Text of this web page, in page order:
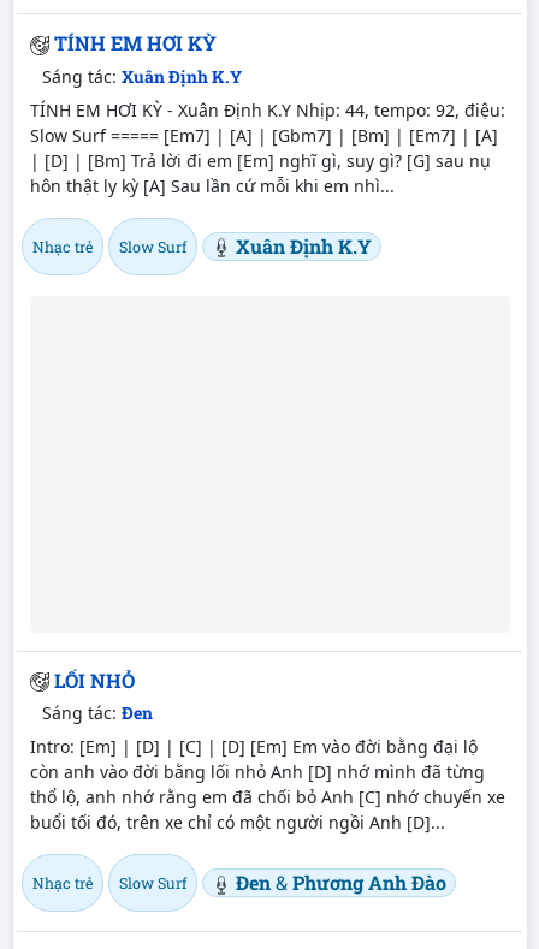
TÍNH EM HƠI KỲ
Sáng tác: Xuân Định K.Y
TÍNH EM HƠI KỲ - Xuân Định K.Y Nhịp: 44, tempo: 92, điệu:
Slow Surf ===== [Em7] | [A] | [Gbm7] | [Bm] | [Em7] | [A]
| [D] | [Bm] Trả lời đi em [Em] nghĩ gì, suy gì? [G] sau nụ
hôn thật ly kỳ [A] Sau lần cứ mỗi khi em nhì...
Nhạc trẻ Slow Surf Xuân Định K.Y
LỐI NHỎ
Sáng tác: Đen
Intro: [Em] | [D] | [C] | [D] [Em] Em vào đời bằng đại lộ
còn anh vào đời bằng lối nhỏ Anh [D] nhớ mình đã từng
thổ lộ, anh nhớ rằng em đã chối bỏ Anh [C] nhớ chuyến xe
buổi tối đó, trên xe chỉ có một người ngồi Anh [D]...
Nhạc trẻ Slow Surf Đen&Phương Anh Đào